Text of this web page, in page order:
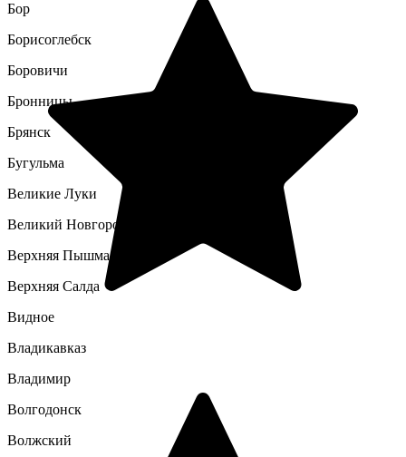
Бор
Борисоглебск
Боровичи
Бронницы
Брянск
Бугульма
Великие Луки
Великий Новгород
Верхняя Пышма
Верхняя Салда
Видное
Владикавказ
Владимир
Волгодонск
Волжский